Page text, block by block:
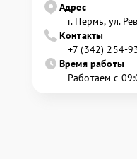
Адрес
г. Пермь, ул.
Контакты
+7 (342) 254-
Время работы
Работаем с